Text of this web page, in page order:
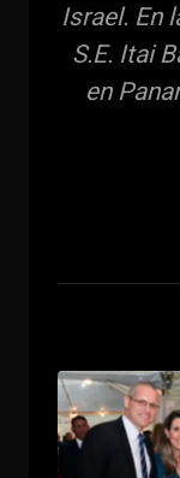
Israel. En
S.E. Itai
en